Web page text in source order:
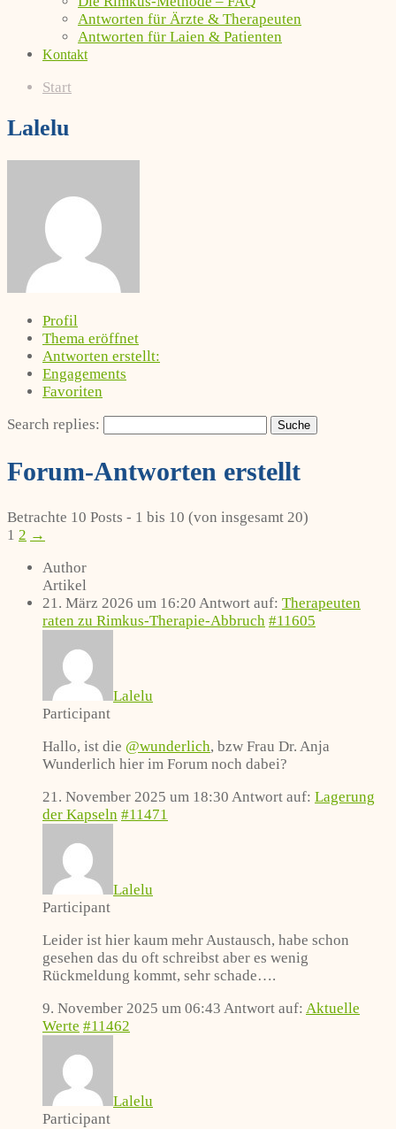
Antworten für Ärzte & Therapeuten
Antworten für Laien & Patienten
Kontakt
Start
Lalelu
Profil
Thema eröffnet
Antworten erstellt:
Engagements
Favoriten
Search replies:
Forum-Antworten erstellt
Betrachte 10 Posts - 1 bis 10 (von insgesamt 20)
1 2 →
Author
Artikel
21. März 2026 um 16:20 Antwort auf: Therapeuten
raten zu Rimkus-Therapie-Abbruch #11605
Lalelu
Participant
Hallo, ist die @wunderlich, bzw Frau Dr. Anja
Wunderlich hier im Forum noch dabei?
21. November 2025 um 18:30 Antwort auf: Lagerung
der Kapseln #11471
Lalelu
Participant
Leider ist hier kaum mehr Austausch, habe schon
gesehen das du oft schreibst aber es wenig
Rückmeldung kommt, sehr schade….
9. November 2025 um 06:43 Antwort auf: Aktuelle
Werte #11462
Lalelu
Participant